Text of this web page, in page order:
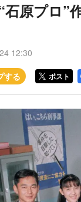
原プロ”
12:30
ポスト